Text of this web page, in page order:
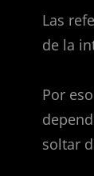
Las
de la
Por
soltar